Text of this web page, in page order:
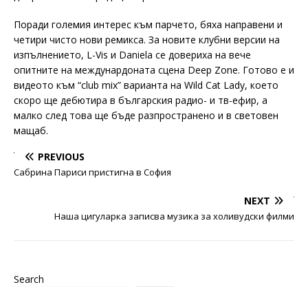
Поради големия интерес към парчето, бяха направени и
четири чисто нови ремикса. За новите клубни версии на
изпълнението, L-Vis и Daniela се довериха на вече
опитните на междунардоната сцена Deep Zone. Готово е и
видеото към “club mix” варианта на Wild Cat Lady, което
скоро ще дебютира в българския радио- и тв-ефир, а
малко след това ще бъде разпространено и в световен
мащаб.
PREVIOUS
Сабрина Париси пристигна в София
NEXT
Наша цигуларка записва музика за холивудски филми
Search